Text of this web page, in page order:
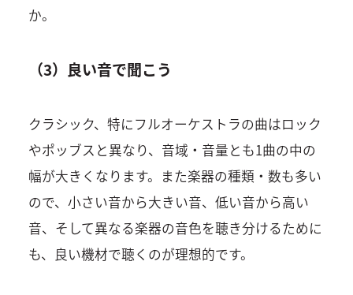
か。
（3）良い音で聞こう
クラシック、特にフルオーケストラの曲はロック
やポッブスと異なり、音域・音量とも1曲の中の
幅が大きくなります。また楽器の種類・数も多い
ので、小さい音から大きい音、低い音から高い
音、そして異なる楽器の音色を聴き分けるために
も、良い機材で聴くのが理想的です。